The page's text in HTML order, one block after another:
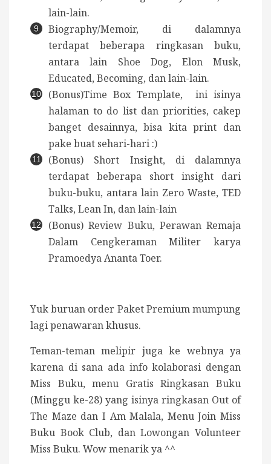
lain-lain.
Biography/Memoir, di dalamnya
terdapat beberapa ringkasan buku,
antara lain Shoe Dog, Elon Musk,
Educated, Becoming, dan lain-lain.
(Bonus)Time Box Template, ini isinya
halaman to do list dan priorities, cakep
banget desainnya, bisa kita print dan
pake buat sehari-hari :)
(Bonus) Short Insight, di dalamnya
terdapat beberapa short insight dari
buku-buku, antara lain Zero Waste, TED
Talks, Lean In, dan lain-lain
(Bonus) Review Buku, Perawan Remaja
Dalam Cengkeraman Militer karya
Pramoedya Ananta Toer.
Yuk buruan order Paket Premium mumpung
lagi penawaran khusus.
Teman-teman melipir juga ke webnya ya
karena di sana ada info kolaborasi dengan
Miss Buku, menu Gratis Ringkasan Buku
(Minggu ke-28) yang isinya ringkasan Out of
The Maze dan I Am Malala, Menu Join Miss
Buku Book Club, dan Lowongan Volunteer
Miss Buku. Wow menarik ya ^^